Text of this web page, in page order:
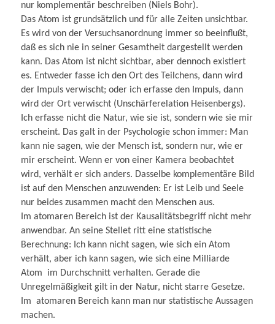
nur komplementär beschreiben (Niels Bohr).
Das Atom ist grundsätzlich und für alle Zeiten unsichtbar.
Es wird von der Versuchsanordnung immer so beeinflußt,
daß es sich nie in seiner Gesamtheit dargestellt werden
kann. Das Atom ist nicht sichtbar, aber dennoch existiert
es. Entweder fasse ich den Ort des Teilchens, dann wird
der Impuls verwischt; oder ich erfasse den Impuls, dann
wird der Ort verwischt (Unschärferelation Heisenbergs).
Ich erfasse nicht die Natur, wie sie ist, sondern wie sie mir
erscheint. Das galt in der Psychologie schon immer: Man
kann nie sagen, wie der Mensch ist, sondern nur, wie er
mir erscheint. Wenn er von einer Kamera beobachtet
wird, verhält er sich anders. Dasselbe komplementäre Bild
ist auf den Menschen anzuwenden: Er ist Leib und Seele
nur beides zusammen macht den Menschen aus.
Im atomaren Bereich ist der Kausalitätsbegriff nicht mehr
anwendbar. An seine Stellet ritt eine statistische
Berechnung: Ich kann nicht sagen, wie sich ein Atom
verhält, aber ich kann sagen, wie sich eine Milliarde
Atom im Durchschnitt verhalten. Gerade die
Unregelmäßigkeit gilt in der Natur, nicht starre Gesetze.
Im atomaren Bereich kann man nur statistische Aussagen
machen.